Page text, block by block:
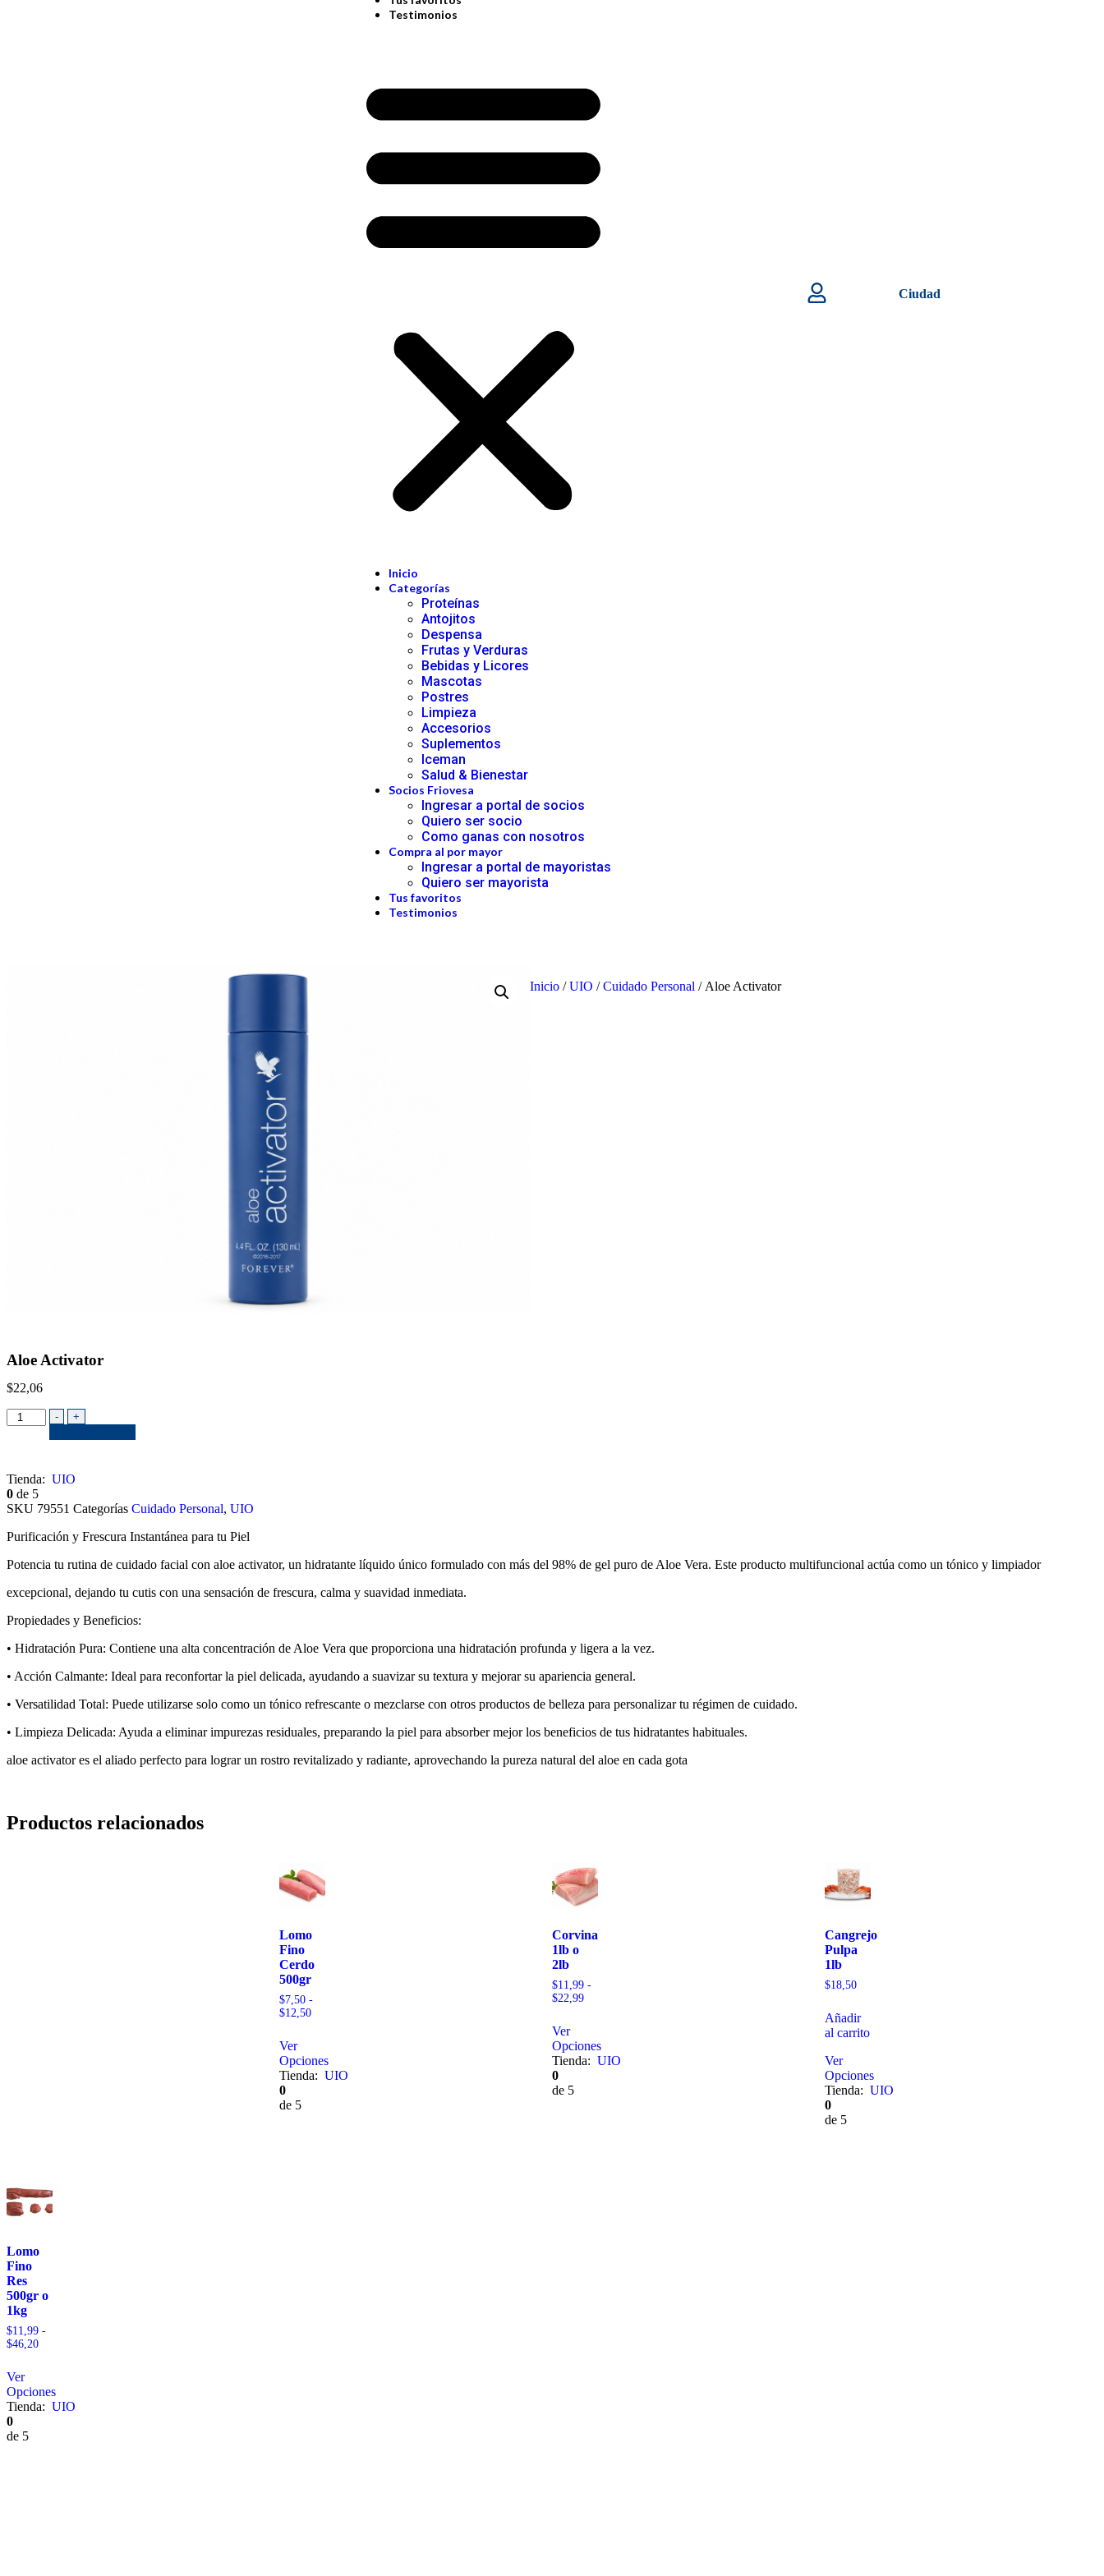
Testimonios
Inicio
Categorías
Proteínas
Antojitos
Despensa
Frutas y Verduras
Bebidas y Licores
Mascotas
Postres
Limpieza
Accesorios
Suplementos
Iceman
Salud & Bienestar
Socios Friovesa
Ingresar a portal de socios
Quiero ser socio
Como ganas con nosotros
Compra al por mayor
Ingresar a portal de mayoristas
Quiero ser mayorista
Tus favoritos
Testimonios
Ciudad
Inicio /UIO /Cuidado Personal / Aloe Activator
Aloe Activator
$22,06
-
+
Tienda: UIO
0 de 5
SKU 79551 Categorías Cuidado Personal, UIO
Purificación y Frescura Instantánea para tu Piel
Potencia tu rutina de cuidado facial con aloe activator, un hidratante líquido único formulado con más del 98% de gel puro de Aloe Vera. Este producto multifuncional actúa como un tónico y limpiador
excepcional, dejando tu cutis con una sensación de frescura, calma y suavidad inmediata.
Propiedades y Beneficios:
• Hidratación Pura: Contiene una alta concentración de Aloe Vera que proporciona una hidratación profunda y ligera a la vez.
• Acción Calmante: Ideal para reconfortar la piel delicada, ayudando a suavizar su textura y mejorar su apariencia general.
• Versatilidad Total: Puede utilizarse solo como un tónico refrescante o mezclarse con otros productos de belleza para personalizar tu régimen de cuidado.
• Limpieza Delicada: Ayuda a eliminar impurezas residuales, preparando la piel para absorber mejor los beneficios de tus hidratantes habituales.
aloe activator es el aliado perfecto para lograr un rostro revitalizado y radiante, aprovechando la pureza natural del aloe en cada gota
Productos relacionados
Lomo
Fino
Cerdo
500gr
$7,50 -
$12,50
Ver
Opciones
Tienda: UIO
0
de 5
Corvina
1lb o
2lb
$11,99 -
$22,99
Ver
Opciones
Tienda: UIO
0
de 5
Cangrejo
Pulpa
1lb
$18,50
Añadir
al carrito
Ver
Opciones
Tienda: UIO
0
de 5
Lomo
Fino
Res
500gr o
1kg
$11,99 -
$46,20
Ver
Opciones
Tienda: UIO
0
de 5